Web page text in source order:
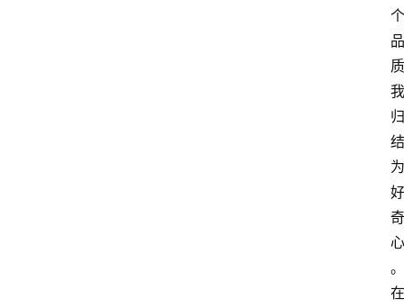
个
品
质
我
归
结
为
好
奇
心
。
在